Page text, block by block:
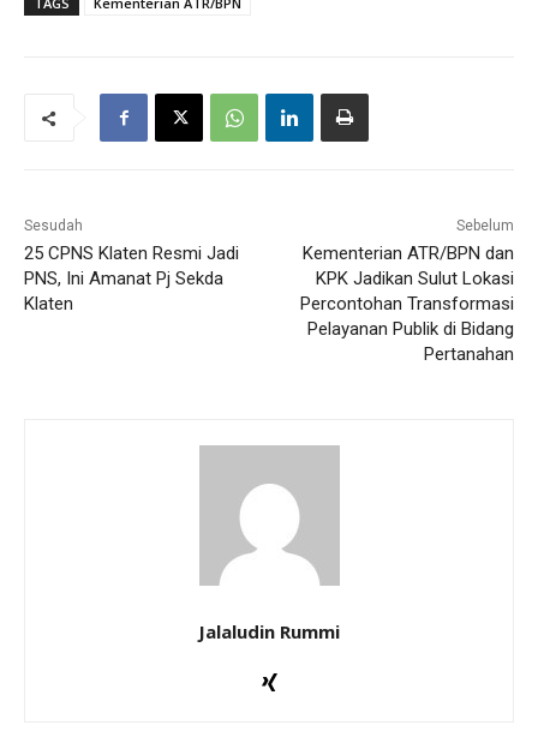
Sesudah
25 CPNS Klaten Resmi Jadi
PNS, Ini Amanat Pj Sekda
Klaten
Sebelum
Kementerian ATR/BPN dan
KPK Jadikan Sulut Lokasi
Percontohan Transformasi
Pelayanan Publik di Bidang
Pertanahan
Jalaludin Rummi